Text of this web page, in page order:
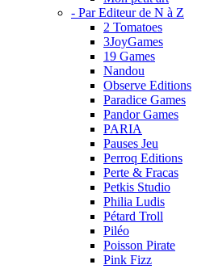
- Par Editeur de N à Z
2 Tomatoes
3JoyGames
19 Games
Nandou
Observe Editions
Paradice Games
Pandor Games
PARIA
Pauses Jeu
Perroq Editions
Perte & Fracas
Petkis Studio
Philia Ludis
Pétard Troll
Piléo
Poisson Pirate
Pink Fizz